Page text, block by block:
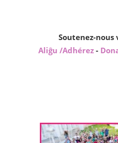
Soutenez-nous
Aliĝu /Adhérez -